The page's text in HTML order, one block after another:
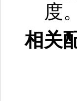
度。
相关